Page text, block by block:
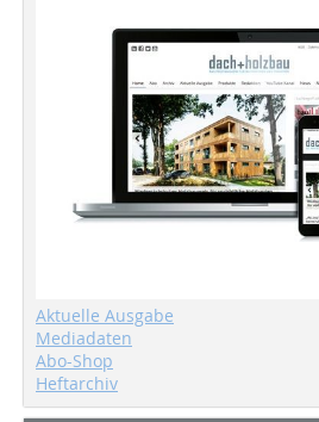
Aktuelle Ausgabe
Mediadaten
Abo-Shop
Heftarchiv